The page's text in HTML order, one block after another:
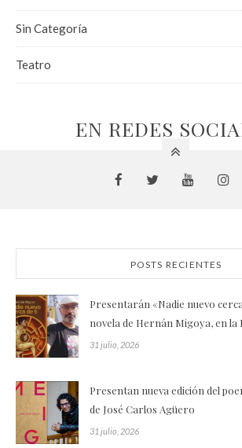
Sin Categoría
Teatro
EN REDES
POSTS RECIENTES
Presentarán «Nadie nuevo
novela de Hernán Migoya, en la
31 julio, 2026
Presentan nueva edición del
de José Carlos Agüero
31 julio, 2026